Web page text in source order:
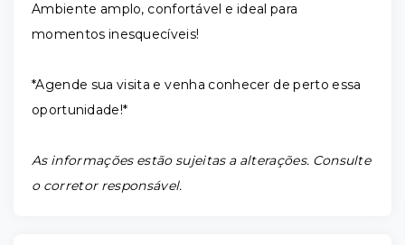
Ambiente amplo, confortável e ideal para
momentos inesquecíveis!
*Agende sua visita e venha conhecer de perto essa
oportunidade!*
As informações estão sujeitas a alterações. Consulte
o corretor responsável.